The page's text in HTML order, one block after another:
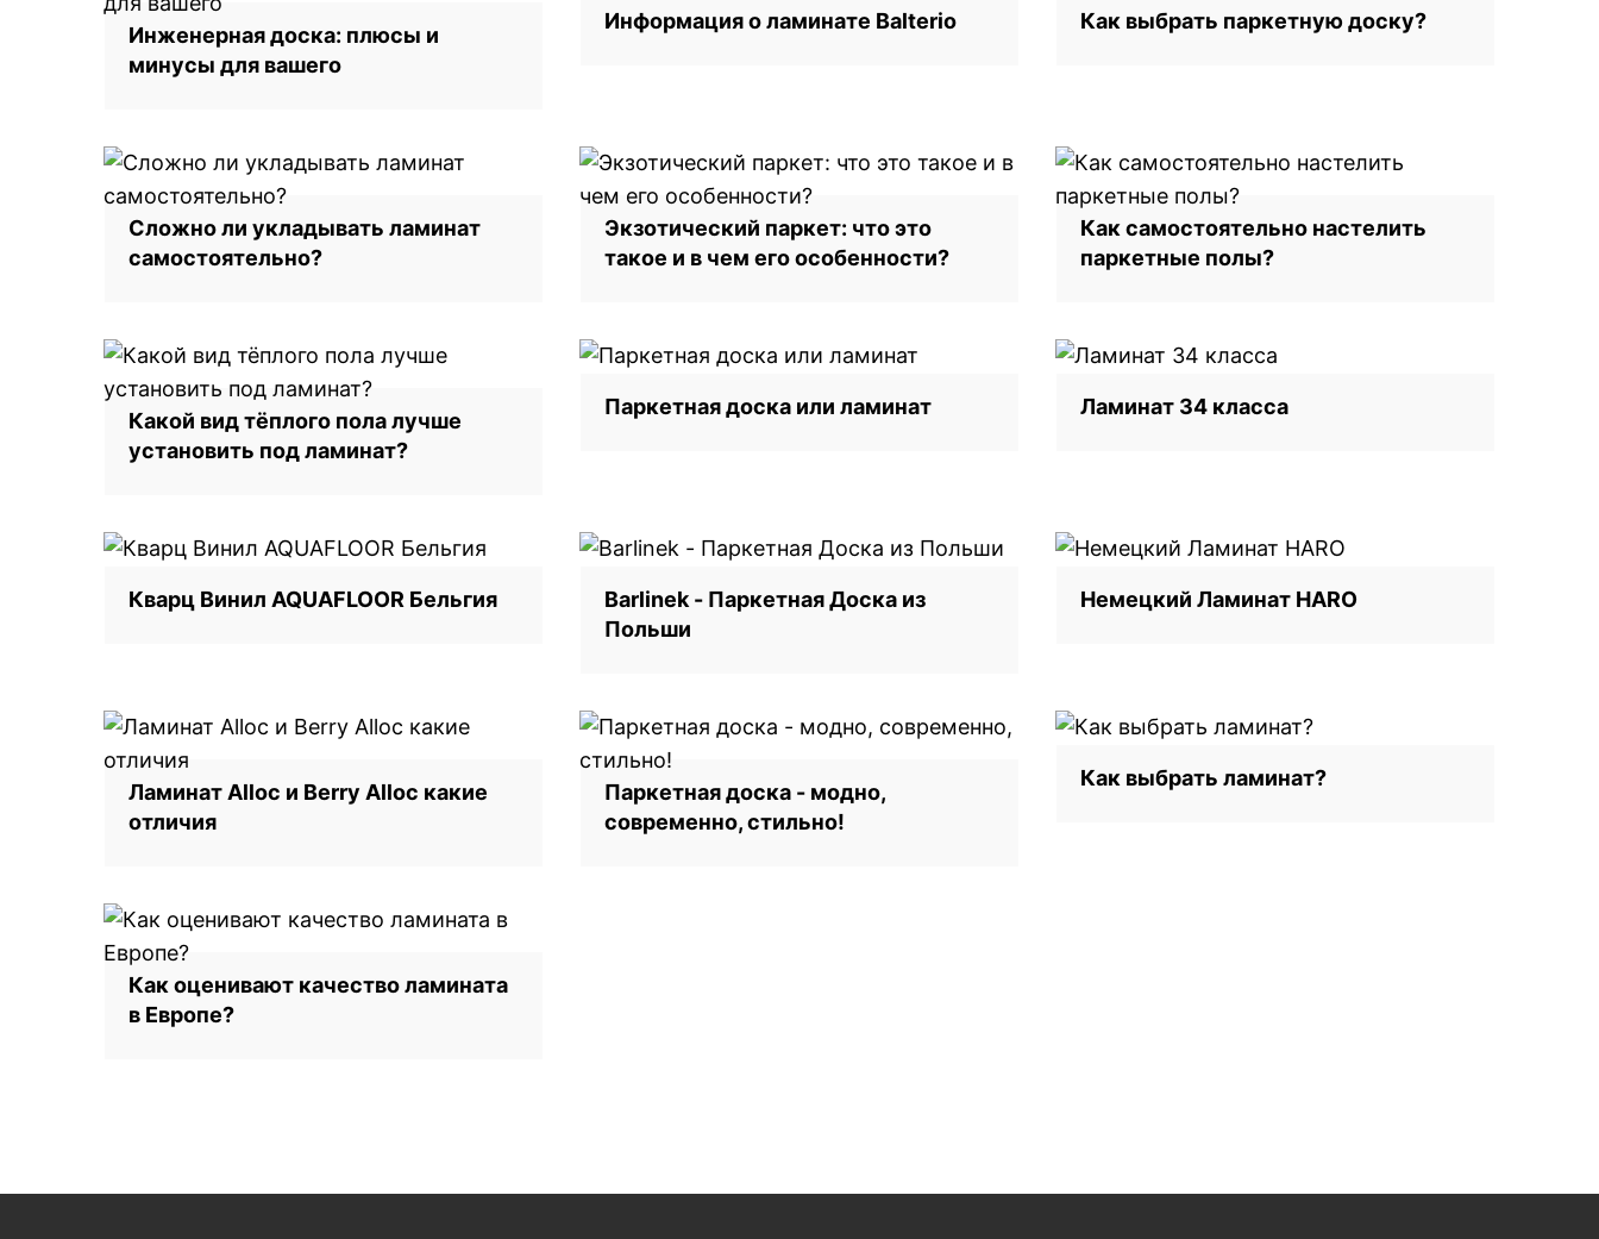
Инженерная доска: плюсы и
минусы для вашего
Информация о ламинате Balterio Как выбрать паркетную доску?
Сложно ли укладывать ламинат
самостоятельно?
Экзотический паркет: что это
такое и в чем его особенности?
Как самостоятельно настелить
паркетные полы?
Какой вид тёплого пола лучше
установить под ламинат?
Паркетная доска или ламинат Ламинат 34 класса
Кварц Винил AQUAFLOOR Бельгия
Barlinek - Паркетная Доска из
Польши
Немецкий Ламинат HARO
Ламинат Alloc и Berry Alloc какие
отличия
Паркетная доска - модно,
современно, стильно!
Как выбрать ламинат?
Как оценивают качество ламината
в Европе?